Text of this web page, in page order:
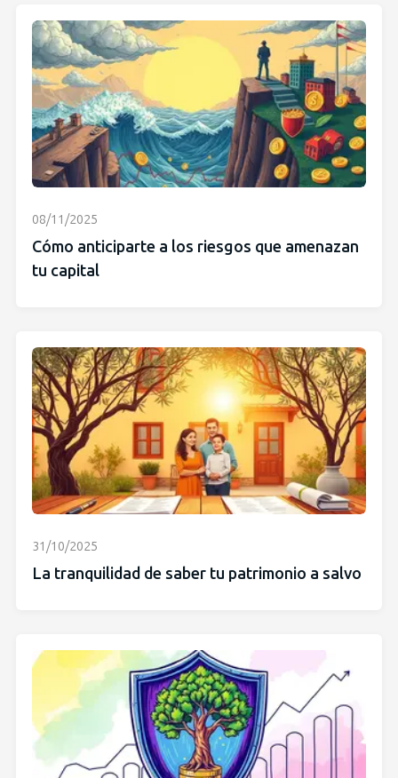
08/11/2025
Cómo anticiparte a los riesgos que amenazan
tu capital
31/10/2025
La tranquilidad de saber tu patrimonio a salvo